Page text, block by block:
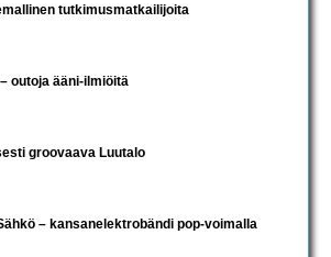
tutkimusmatkailijoita
outoja ääni-ilmiöitä
groovaava Luutalo
– kansanelektrobändi pop-voimalla